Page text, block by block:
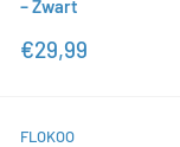
– Zwart
Sonderpreis
€29,99
FLOKOO